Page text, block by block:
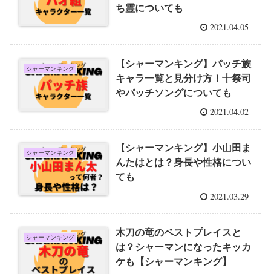
ち霊についても
2021.04.05
シャーマンキング
【シャーマンキング】パッチ族
キャラ一覧と見分け方！十祭司
やパッチソングについても
2021.04.02
シャーマンキング
【シャーマンキング】小山田ま
んたはとは？身長や性格につい
ても
2021.03.29
シャーマンキング
木刀の竜のベストプレイスと
は？シャーマンになったキッカ
ケも【シャーマンキング】